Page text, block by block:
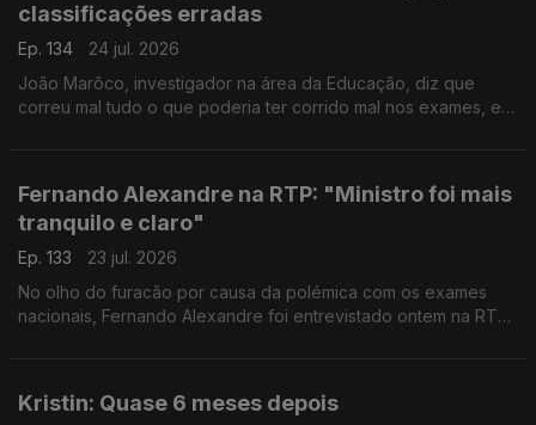
classificações erradas
Ep. 134
24 jul. 2026
João Marôco, investigador na área da Educação, diz que
correu mal tudo o que poderia ter corrido mal nos exames, e
Fernando Alexandre na RTP: "Ministro foi mais
tranquilo e claro"
Ep. 133
23 jul. 2026
No olho do furacão por causa da polémica com os exames
nacionais, Fernando Alexandre foi entrevistado ontem na RTP.
Kristin: Quase 6 meses depois